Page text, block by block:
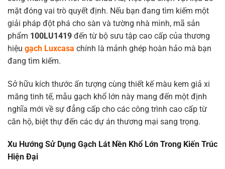
mặt đóng vai trò quyết định. Nếu bạn đang tìm kiếm một
giải pháp đột phá cho sàn và tường nhà mình, mã sản
phẩm 100LU1419 đến từ bộ sưu tập cao cấp của thương
hiệu gạch Luxcasa chính là mảnh ghép hoàn hảo mà bạn
đang tìm kiếm.
Sở hữu kích thước ấn tượng cùng thiết kế màu kem giả xi
măng tinh tế, mẫu gạch khổ lớn này mang đến một định
nghĩa mới về sự đẳng cấp cho các công trình cao cấp từ
căn hộ, biệt thự đến các dự án thương mại sang trọng.
Xu Hướng Sử Dụng Gạch Lát Nền Khổ Lớn Trong Kiến Trúc
Hiện Đại